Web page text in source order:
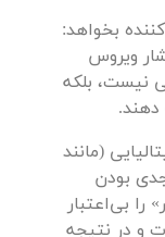
بخواهد:
ویروس
نیست، بلکه
دهند.
(مانند
بودن
بی‌اعتبار
و در نتیجه